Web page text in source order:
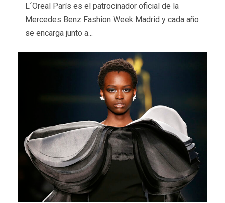
L´Oreal París es el patrocinador oficial de la
Mercedes Benz Fashion Week Madrid y cada año
se encarga junto a...